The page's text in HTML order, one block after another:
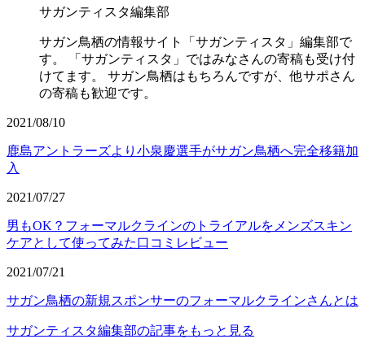
サガンティスタ編集部
サガン鳥栖の情報サイト「サガンティスタ」編集部で
す。 「サガンティスタ」ではみなさんの寄稿も受け付
けてます。 サガン鳥栖はもちろんですが、他サポさん
の寄稿も歓迎です。
2021/08/10
鹿島アントラーズより小泉慶選手がサガン鳥栖へ完全移籍加
入
2021/07/27
男もOK？フォーマルクラインのトライアルをメンズスキン
ケアとして使ってみた口コミレビュー
2021/07/21
サガン鳥栖の新規スポンサーのフォーマルクラインさんとは
サガンティスタ編集部の記事をもっと見る